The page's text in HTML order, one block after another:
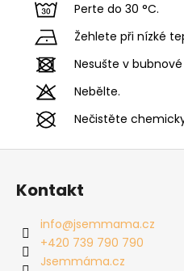
Perte do 30 °C.
Žehlete při nízké
Nesušte v
Nebělte.
Nečistěte
Z
Kontakt
info@jsemmama.cz
+420 739 790 790
Jsemmáma.cz